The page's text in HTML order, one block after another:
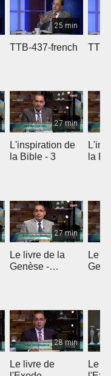
25 min
TTB-437-french
27 min
L'inspiration de
la Bible - 3
la
27 min
Le livre de la
Genèse -
Le
28 min
Le livre de
Le